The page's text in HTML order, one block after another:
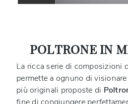
POLTRONE IN
La ricca serie di composizioni
permette a ognuno di
più originali proposte di